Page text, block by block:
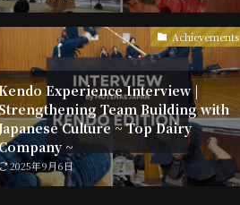
Achievements
Experience Interview |
Strengthening Team Building with
Culture ~ Top Dairy
~
2025年9月6日